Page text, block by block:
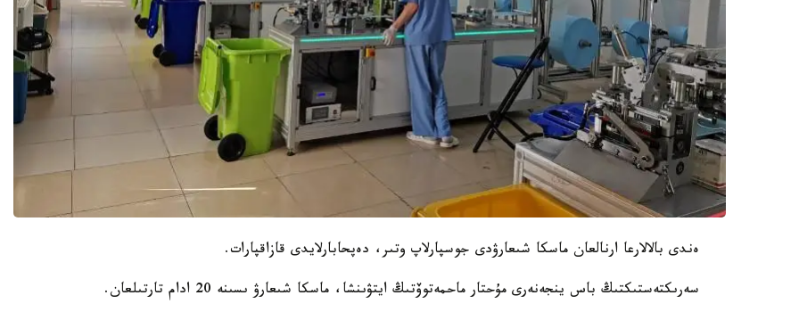
ەندى بالالارعا ارنالعان ماسكا شىعارۋدى جوسپارلاپ وتىر، دەپحابارلايدى قازاقپارات.
سەرىكتەستىكتىڭ باس ينجەنەرى مۇحتار ماحمەتوۆتىڭ ايتۋىنشا، ماسكا شىعارۋ ىسىنە 20 ادام تارتىلعان.